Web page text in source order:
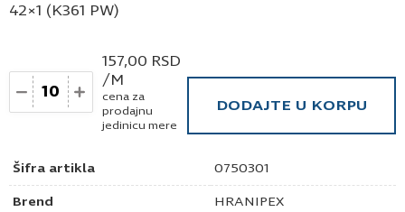
Šifra artikla 0750301
Brend HRANIPEX
42×1 (K361 PW)
Količina
157,00 RSD
/M
cena za
prodajnu
jedinicu mere
DODAJTE U KORPU